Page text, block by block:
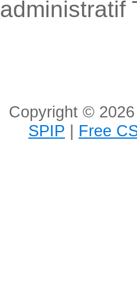
administratif
Copyright ©
SPIP | Free